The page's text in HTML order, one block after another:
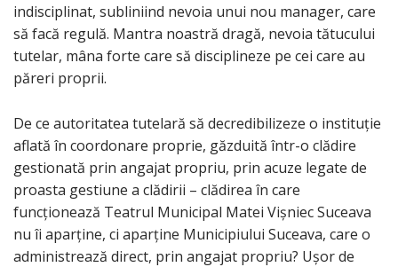
indisciplinat, subliniind nevoia unui nou manager, care
să facă regulă. Mantra noastră dragă, nevoia tătucului
tutelar, mâna forte care să disciplineze pe cei care au
păreri proprii.
De ce autoritatea tutelară să decredibilizeze o instituție
aflată în coordonare proprie, găzduită într-o clădire
gestionată prin angajat propriu, prin acuze legate de
proasta gestiune a clădirii – clădirea în care
funcționează Teatrul Municipal Matei Vișniec Suceava
nu îi aparține, ci aparține Municipiului Suceava, care o
administrează direct, prin angajat propriu? Ușor de